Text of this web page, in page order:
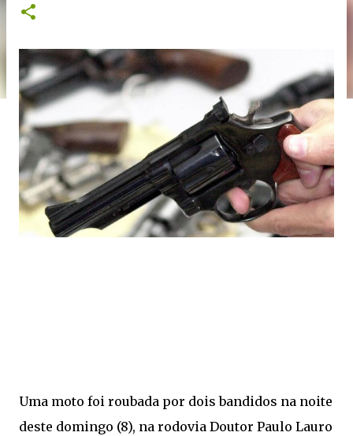
Uma moto foi roubada por dois bandidos na noite
deste domingo (8), na rodovia Doutor Paulo Lauro